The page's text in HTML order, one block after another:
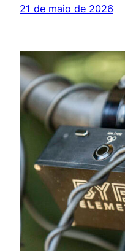
21 de maio de 2026